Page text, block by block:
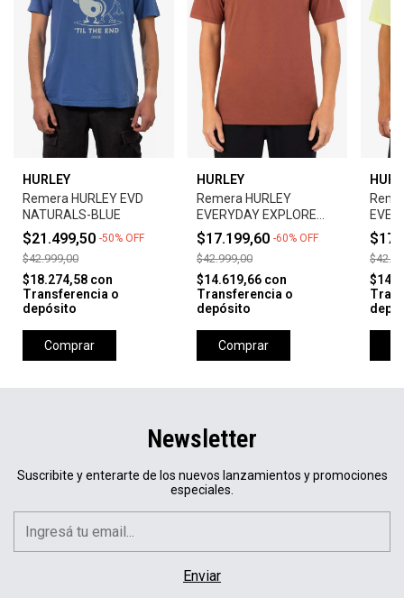
HURLEY
Remera HURLEY EVD
NATURALS-BLUE
$21.499,50 -50% OFF
$42.999,00
$18.274,58 con
Transferencia o
depósito
Comprar
HURLEY
Remera HURLEY
EVERYDAY EXPLORE
REFLECTORS -BROWN
$17.199,60 -60% OFF
$42.999,00
$14.619,66 con
Transferencia o
depósito
Comprar
O&O
Newsletter
Suscribite y enterarte de los nuevos lanzamientos y promociones
especiales.